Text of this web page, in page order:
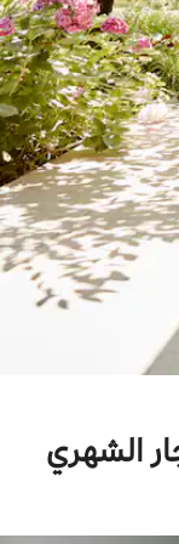
الشهري